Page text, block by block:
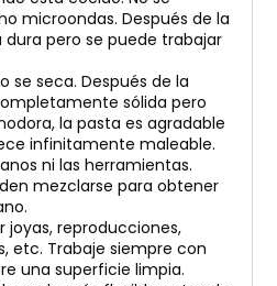
microondas. Después de la
pero se puede trabajar
se seca. Después de la
sólida pero
la pasta es agradable
infinitamente maleable.
ni las herramientas.
mezclarse para obtener
joyas, reproducciones,
etc. Trabaje siempre con
una superficie limpia.